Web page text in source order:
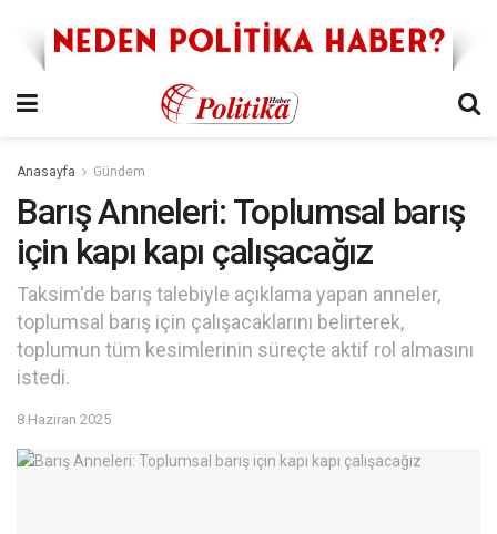
Anasayfa Gündem
Barış Anneleri: Toplumsal barış
için kapı kapı çalışacağız
Taksim'de barış talebiyle açıklama yapan anneler,
toplumsal barış için çalışacaklarını belirterek,
toplumun tüm kesimlerinin süreçte aktif rol almasını
istedi.
8 Haziran 2025